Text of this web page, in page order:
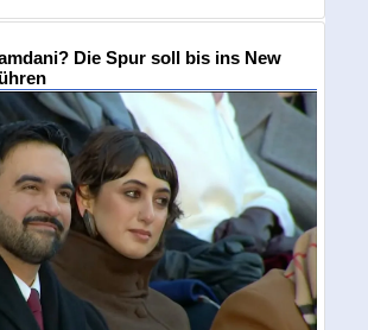
Die Spur soll bis ins New